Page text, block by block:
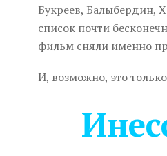
Букреев, Балыбердин,
список почти
фильм сняли именно
И, возможно, это